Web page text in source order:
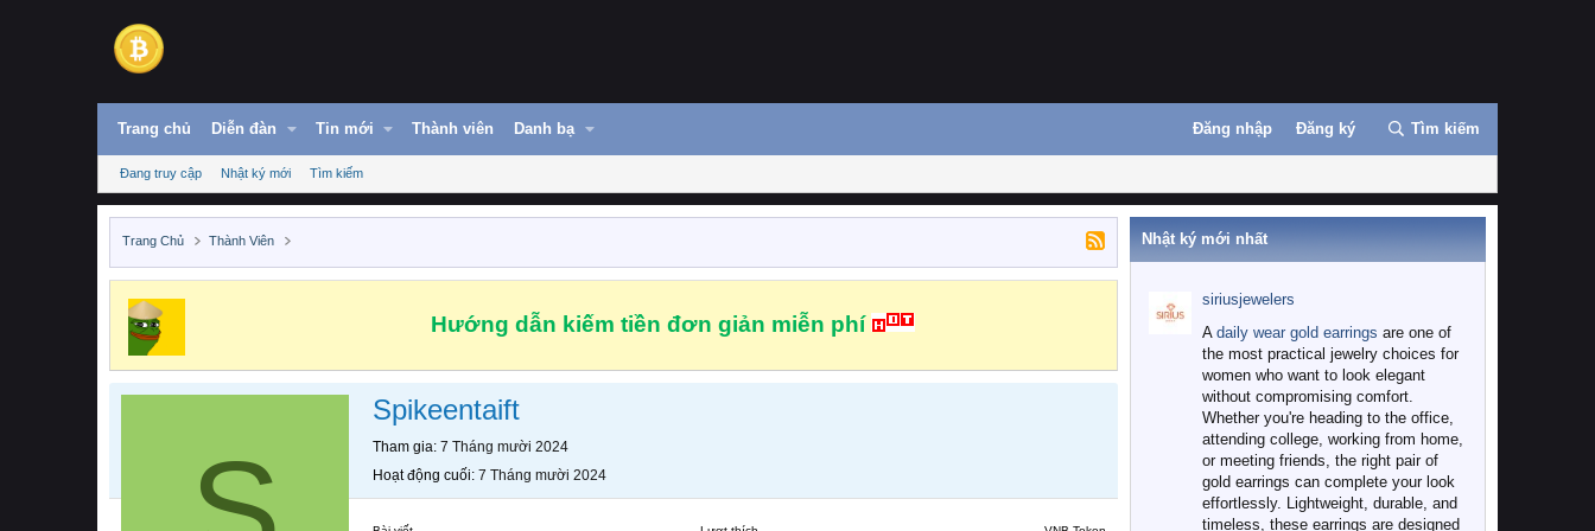
Trang chủ Diễn đàn Tin mới Thành viên Danh bạ Đăng nhập Đăng ký Tìm kiếm
Đang truy cập Nhật ký mới Tìm kiếm
Trang Chủ Thành Viên
Hướng dẫn kiếm tiền đơn giản miễn phí
Spikeentaift
Tham gia 7 Tháng mười 2024
Hoạt động cuối 7 Tháng mười 2024
Nhật ký mới nhất
siriusjewelers
A daily wear gold earrings are one of
the most practical jewelry choices for
women who want to look elegant
without compromising comfort.
Whether you're heading to the office,
attending college, working from home,
or meeting friends, the right pair of
gold earrings can complete your look
effortlessly. Lightweight, durable, and
timeless, these earrings are designed